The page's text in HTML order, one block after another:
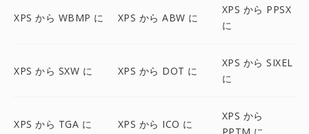
XPS から WBMP に XPS から ABW に
XPS から PPSX
に
XPS から SXW に XPS から DOT に
XPS から SIXEL
に
XPS から TGA に XPS から ICO に
XPS から